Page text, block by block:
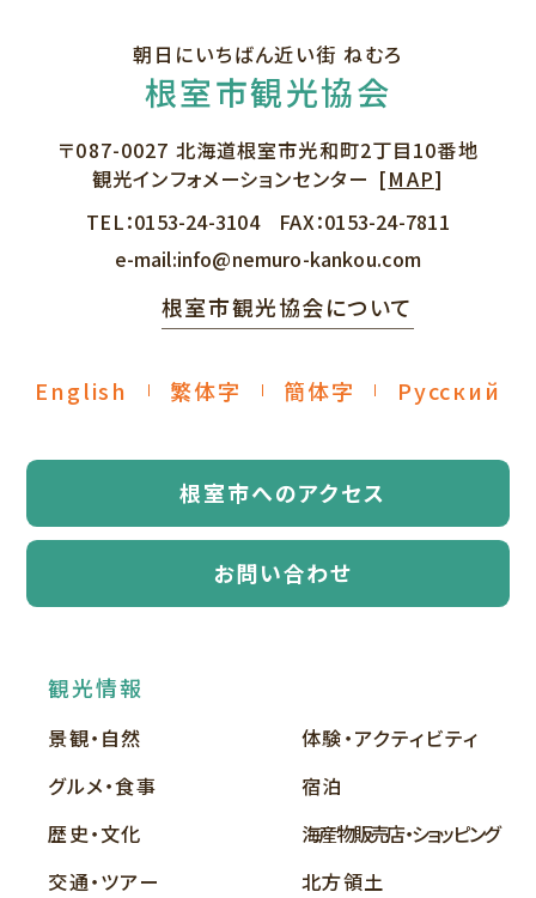
朝日にいちばん近い街 ねむろ
根室市観光協会
〒087-0027 北海道根室市光和町2丁目10番地
観光インフォメーションセンター [MAP]
TEL：0153-24-3104 FAX：0153-24-7811
e-mail:info@nemuro-kankou.com
根室市観光協会について
English 繁体字 簡体字 Русский
根室市へのアクセス
お問い合わせ
観光情報
景観・自然
体験・アクティビティ
グルメ・食事
宿泊
歴史・文化
海産物販売店・ショッピング
交通・ツアー
北方領土